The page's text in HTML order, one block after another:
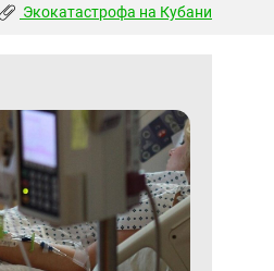
Экокатастрофа на Кубани